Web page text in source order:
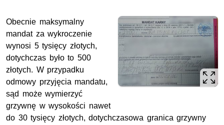
Obecnie maksymalny
mandat za wykroczenie
wynosi 5 tysięcy złotych,
dotychczas było to 500
złotych. W przypadku
odmowy przyjęcia mandatu,
sąd może wymierzyć
grzywnę w wysokości nawet
do 30 tysięcy złotych, dotychczasowa granica grzywny